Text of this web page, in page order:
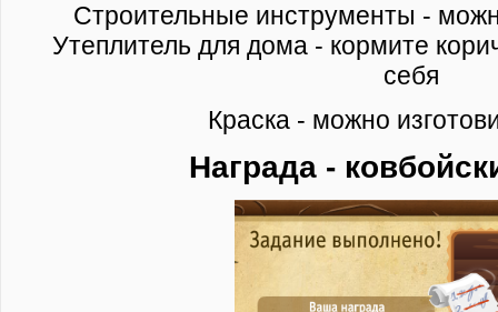
Строительные инструменты -
Утеплитель для дома - кормите
себя
Краска - можно
Награда -